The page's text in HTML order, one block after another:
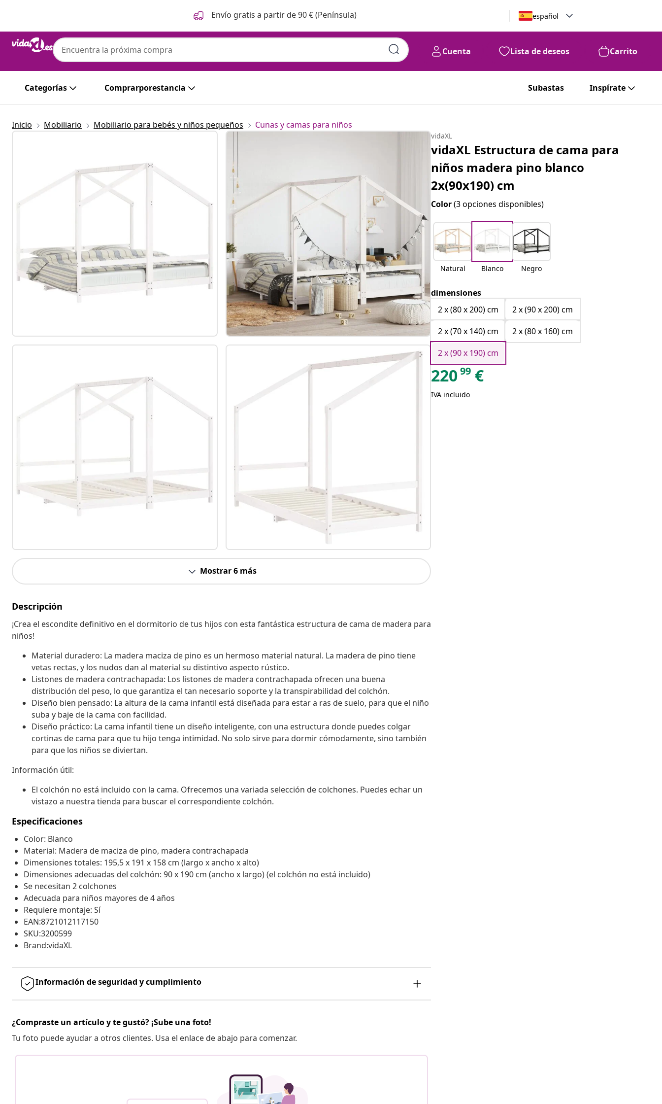
Envío gratis a partir de 90 € (Península) español
Cuenta Lista de deseos Carrito
Categorías Comprarporestancia Subastas Inspírate
Inicio Mobiliario Mobiliario para bebés y niños pequeños Cunas y camas para niños
Mostrar 6 más
Descripción
¡Crea el escondite definitivo en el dormitorio de tus hijos con esta fantástica estructura de cama de madera para
niños!
Material duradero: La madera maciza de pino es un hermoso material natural. La madera de pino tiene
vetas rectas, y los nudos dan al material su distintivo aspecto rústico.
Listones de madera contrachapada: Los listones de madera contrachapada ofrecen una buena
distribución del peso, lo que garantiza el tan necesario soporte y la transpirabilidad del colchón.
Diseño bien pensado: La altura de la cama infantil está diseñada para estar a ras de suelo, para que el niño
suba y baje de la cama con facilidad.
Diseño práctico: La cama infantil tiene un diseño inteligente, con una estructura donde puedes colgar
cortinas de cama para que tu hijo tenga intimidad. No solo sirve para dormir cómodamente, sino también
para que los niños se diviertan.
Información útil:
El colchón no está incluido con la cama. Ofrecemos una variada selección de colchones. Puedes echar un
vistazo a nuestra tienda para buscar el correspondiente colchón.
Especificaciones
Color: Blanco
Material: Madera de maciza de pino, madera contrachapada
Dimensiones totales: 195,5 x 191 x 158 cm (largo x ancho x alto)
Dimensiones adecuadas del colchón: 90 x 190 cm (ancho x largo) (el colchón no está incluido)
Se necesitan 2 colchones
Adecuada para niños mayores de 4 años
Requiere montaje: Sí
EAN:8721012117150
SKU:3200599
Brand:vidaXL
Información de seguridad y cumplimiento
¿Compraste un artículo y te gustó? ¡Sube una foto!
Tu foto puede ayudar a otros clientes. Usa el enlace de abajo para comenzar.
vidaXL
vidaXL Estructura de cama para
niños madera pino blanco
2x(90x190) cm
Color(3 opciones disponibles)
Natural Blanco Negro
dimensiones
2 x (80 x 200) cm
2 x (90 x 200) cm
2 x (70 x 140) cm
2 x (80 x 160) cm
2 x (90 x 190) cm
22099 €
IVA incluido